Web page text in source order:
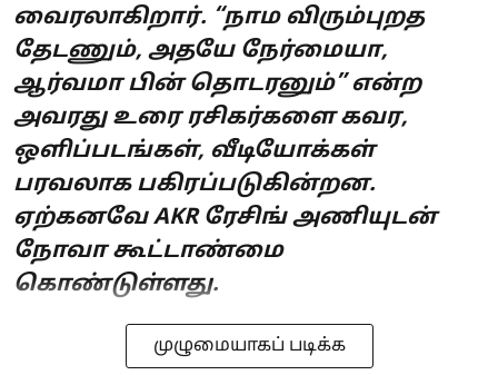
வைரலாகிறார். “நாம விரும்புறத
தேடணும், அதயே நேர்மையா,
ஆர்வமா பின் தொடரனும்” என்ற
அவரது உரை ரசிகர்களை கவர,
ஒளிப்படங்கள், வீடியோக்கள்
பரவலாக பகிரப்படுகின்றன.
ஏற்கனவே AKR ரேசிங் அணியுடன்
நோவா கூட்டாண்மை
கொண்டுள்ளது.
முழுமையாகப் படிக்க